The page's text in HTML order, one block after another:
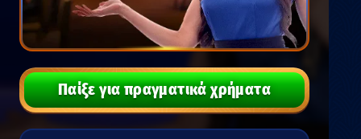
Παίξε για πραγματικά χρήματα